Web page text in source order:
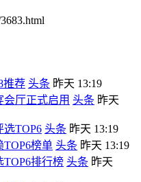
推荐 头条 昨天 13:19
厅正式启用 头条 昨天
选TOP6 头条 昨天 13:19
TOP6榜单 头条 昨天 13:19
TOP6排行榜 头条 昨天